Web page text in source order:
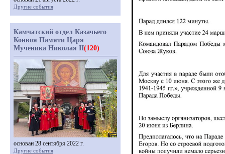
Другие события
Камчатский отдел Казачьего
Конвоя Памяти Царя
Мученика Николая II(120)
основан 28 сентября 2022 г.
Другие события